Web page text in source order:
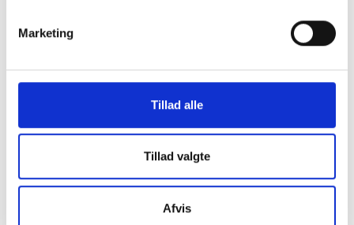
Marketing
Tillad alle
Tillad valgte
Afvis
nyttig information om almene boliger i Struer
Hvor kommer dataene